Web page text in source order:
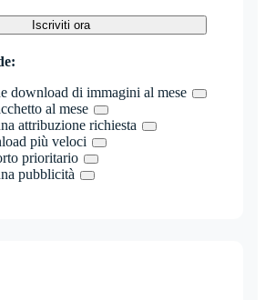
Iscriviti ora
download di immagini al mese
al mese
attribuzione richiesta
più veloci
prioritario
pubblicità